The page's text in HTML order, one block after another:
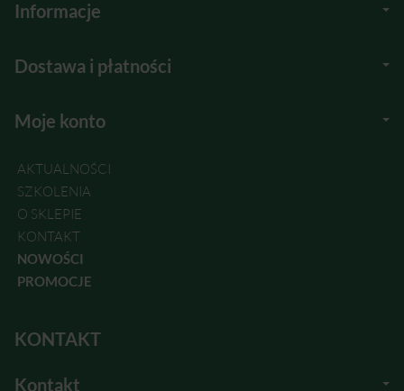
Informacje
Dostawa i płatności
Moje konto
AKTUALNOŚCI
SZKOLENIA
O SKLEPIE
KONTAKT
NOWOŚCI
PROMOCJE
KONTAKT
Kontakt